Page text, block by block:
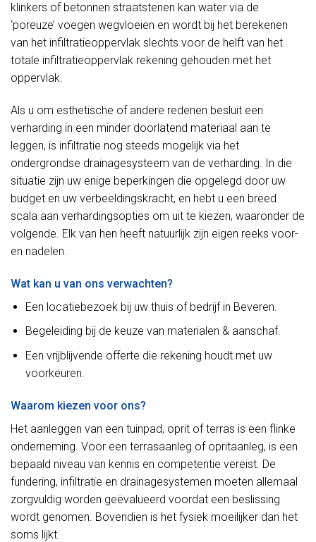
klinkers of betonnen straatstenen kan water via de
‘poreuze’ voegen wegvloeien en wordt bij het berekenen
van het infiltratieoppervlak slechts voor de helft van het
totale infiltratieoppervlak rekening gehouden met het
oppervlak.
Als u om esthetische of andere redenen besluit een
verharding in een minder doorlatend materiaal aan te
leggen, is infiltratie nog steeds mogelijk via het
ondergrondse drainagesysteem van de verharding. In die
situatie zijn uw enige beperkingen die opgelegd door uw
budget en uw verbeeldingskracht, en hebt u een breed
scala aan verhardingsopties om uit te kiezen, waaronder de
volgende. Elk van hen heeft natuurlijk zijn eigen reeks voor-
en nadelen.
Wat kan u van ons verwachten?
Een locatiebezoek bij uw thuis of bedrijf in Beveren.
Begeleiding bij de keuze van materialen & aanschaf.
Een vrijblijvende offerte die rekening houdt met uw
voorkeuren.
Waarom kiezen voor ons?
Het aanleggen van een tuinpad, oprit of terras is een flinke
onderneming. Voor een terrasaanleg of opritaanleg, is een
bepaald niveau van kennis en competentie vereist. De
fundering, infiltratie en drainagesystemen moeten allemaal
zorgvuldig worden geëvalueerd voordat een beslissing
wordt genomen. Bovendien is het fysiek moeilijker dan het
soms lijkt.